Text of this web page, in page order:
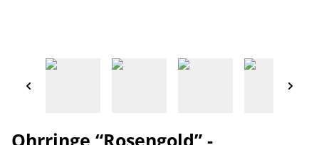
Ohrringe “Rosengold” -